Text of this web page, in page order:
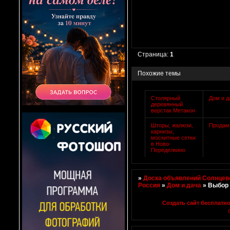
Страница:1
Похожие темы
Столярный
деревянный
верстак Метакон
Дом и
Шторы, жалюзи,
карнизы,
москитные сетки
в Ново-
Переделкино
Продам
»Доска объявлений
Россия »Дом и дача » Выбор
Создать сайт бесплатно